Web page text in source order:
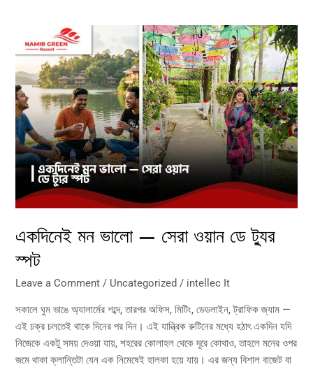
একদিনেই মন ভালো — সেরা ওয়ান ডে ট্যুর
স্পট
Leave a Comment / Uncategorized / intellec It
সকালে ঘুম ভাঙে অ্যালার্মের শব্দে, তারপর অফিস, মিটিং, ডেডলাইন, ট্রাফিক জ্যাম —
এই চক্র চলতেই থাকে দিনের পর দিন। এই যান্ত্রিক রুটিনের মধ্যে হঠাৎ একদিন যদি
নিজেকে একটু সময় দেওয়া যায়, শহরের কোলাহল থেকে দূরে কোথাও, তাহলে মনের ওপর
জমে থাকা ক্লান্তিটা যেন এক নিমেষেই হালকা হয়ে যায়। এর জন্য বিশাল বাজেট বা
—
সেরা
ওয়ান
ডে
ট্যুর
স্পট